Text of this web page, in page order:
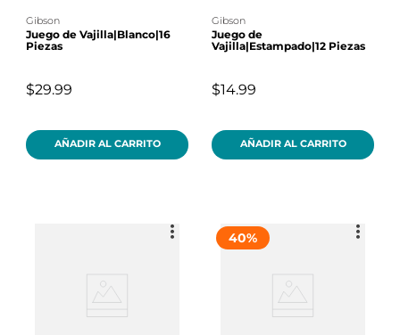
gibson
Juego de Vajilla|Blanco|16
Piezas
$29.99
AÑADIR AL CARRITO
gibson
Juego de
Vajilla|Estampado|12 Piezas
$14.99
AÑADIR AL CARRITO
40%